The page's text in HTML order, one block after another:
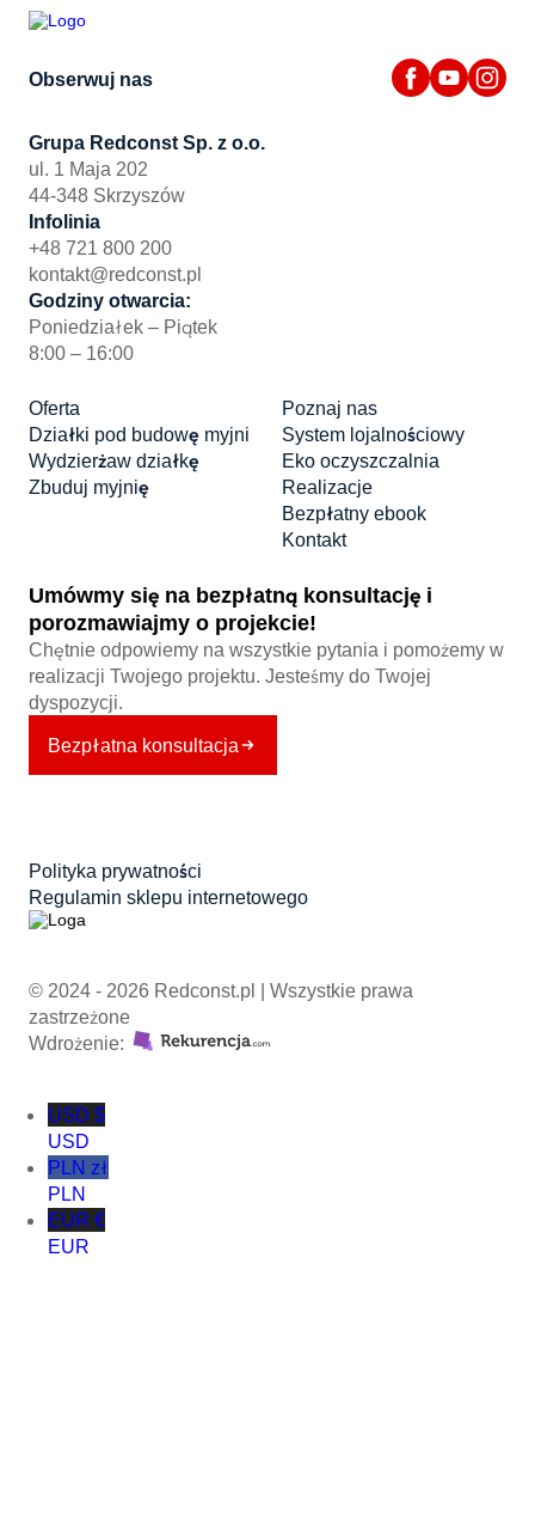
Obserwuj nas
Grupa Redconst Sp. z o.o.
ul. 1 Maja 202
44-348 Skrzyszów
Infolinia
+48 721 800 200
kontakt@redconst.pl
Godziny otwarcia:
Poniedziałek – Piątek
8:00 – 16:00
Oferta
Działki pod budowę myjni
Wydzierżaw działkę
Zbuduj myjnię
Poznaj nas
System lojalnościowy
Eko oczyszczalnia
Realizacje
Bezpłatny ebook
Kontakt
Umówmy się na bezpłatną konsultację i
porozmawiajmy o projekcie!
Chętnie odpowiemy na wszystkie pytania i pomożemy w
realizacji Twojego projektu. Jesteśmy do Twojej
dyspozycji.
Bezpłatna konsultacja
Polityka prywatności
Regulamin sklepu internetowego
© 2024 - 2026 Redconst.pl | Wszystkie prawa
zastrzeżone
Wdrożenie:
USD $
USD
PLN zł
PLN
EUR €
EUR